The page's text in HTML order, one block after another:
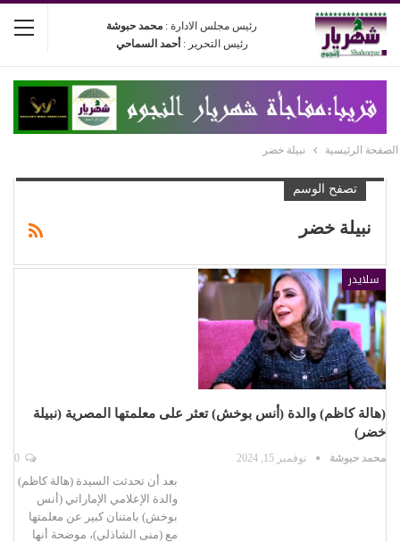
رئيس مجلس الادارة : محمد حبوشة
رئيس التحرير : أحمد السماحي
الصفحة الرئيسية نبيلة خضر
تصفح الوسم
نبيلة خضر
سلايدر
(هالة كاظم) والدة (أنس بوخش) تعثر على معلمتها المصرية (نبيلة
خضر)
محمد حبوشة نوفمبر 15, 2024
بعد أن تحدثت السيدة (هالة كاظم)
والدة الإعلامي الإماراتي (أنس
بوخش) بامتنان كبير عن معلمتها
مع (منى الشاذلي)، موضحة أنها